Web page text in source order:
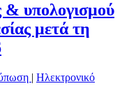
υπολογισμού
μετά τη
| Ηλεκτρονικό